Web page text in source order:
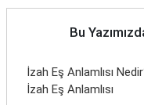
Bu
İzah Eş Anlamlısı
İzah Eş Anlamlısı